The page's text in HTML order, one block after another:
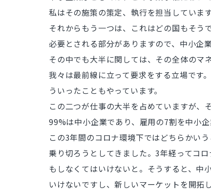
私はその施策の策定、執行を担当しています
それからもう一つは、これはどの国もそう
必要とされる部分がありますので、中小企
その中でも大半に関しては、その全体のマ
我々は最前線に立って要求をする立場です
ういったこともやっています。
この二つが仕事の大半を占めていますが
99%は中小企業であり、雇用の7割を中小
この3年間のコロナ環境下ではどちらかい
乗り切ろうとしてきました。3年経ってコ
もしなくてはいけないと。そうすると、中
いけないですし、新しいマーケットを開拓